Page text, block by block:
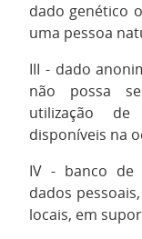
dado genético
uma pessoa
III - dado
não possa
utilização
disponíveis na
IV - banco de
dados
locais, em